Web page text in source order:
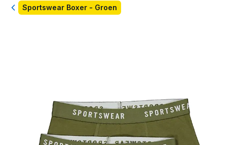
TerugSportswear Boxer - Groen